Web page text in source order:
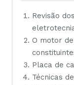
Revisão
O motor
Placa de
Técnicas